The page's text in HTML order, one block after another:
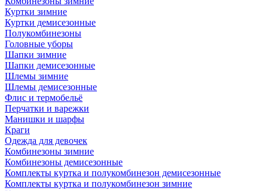
Куртки зимние
Куртки демисезонные
Полукомбинезоны
Головные уборы
Шапки зимние
Шапки демисезонные
Шлемы зимние
Шлемы демисезонные
Флис и термобельё
Перчатки и варежки
Манишки и шарфы
Краги
Одежда для девочек
Комбинезоны зимние
Комбинезоны демисезонные
Комплекты куртка и полукомбинезон демисезонные
Комплекты куртка и полукомбинезон зимние